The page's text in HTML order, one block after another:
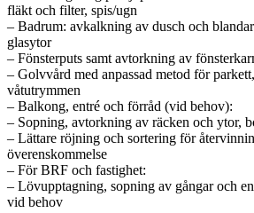
fläkt och filter, spis/ugn
– Badrum: avkalkning av dusch och
glasytor
– Fönsterputs samt avtorkning av
– Golvvård med anpassad metod för
våtutrymmen
– Balkong, entré och förråd (vid behov):
– Sopning, avtorkning av räcken och ytor,
– Lättare röjning och sortering för
överenskommelse
– För BRF och fastighet:
– Lövupptagning, sopning av gångar och
vid behov